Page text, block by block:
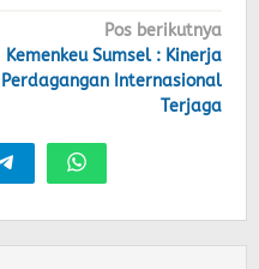
Pos berikutnya
Kemenkeu Sumsel : Kinerja
Perdagangan Internasional
Terjaga